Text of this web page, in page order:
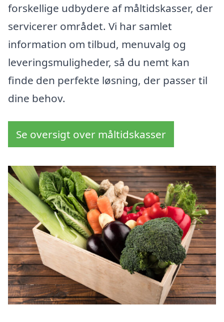
forskellige udbydere af måltidskasser, der
servicerer området. Vi har samlet
information om tilbud, menuvalg og
leveringsmuligheder, så du nemt kan
finde den perfekte løsning, der passer til
dine behov.
Se oversigt over måltidskasser